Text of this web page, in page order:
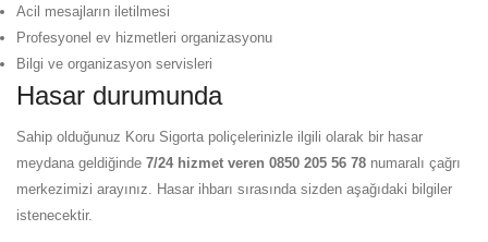
Acil mesajların iletilmesi
Profesyonel ev hizmetleri organizasyonu
Bilgi ve organizasyon servisleri
Hasar durumunda
Sahip olduğunuz Koru Sigorta poliçelerinizle ilgili olarak bir hasar
meydana geldiğinde 7/24 hizmet veren 0850 205 56 78 numaralı çağrı
merkezimizi arayınız. Hasar ihbarı sırasında sizden aşağıdaki bilgiler
istenecektir.